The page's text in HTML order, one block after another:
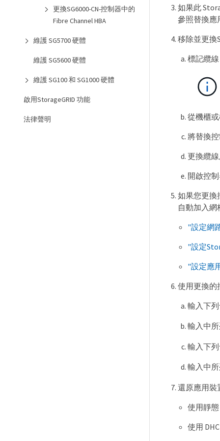
更換SG6000-CN-控制器中的
Fibre Channel HBA
維護 SG5700 硬體
維護 SG5600 硬體
維護 SG100 和 SG1000 硬體
啟用StorageGRID 功能
法律聲明
如果此
參照替換應
移除並更換
標記纜
從機櫃
將替換
更換纜線
開啟控
如果您更換
自動加入
"設定網
"設定
"設定應
使用更換的
輸入下
輸入中
輸入下
輸入中
還原應用裝
使用靜
使用